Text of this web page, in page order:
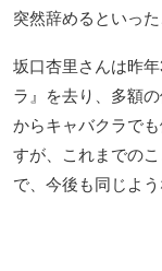
突然辞めるといっ
坂口杏里さんは昨
ラ』を去り、多額
からキャバクラで
すが、これまでの
で、今後も同じよ